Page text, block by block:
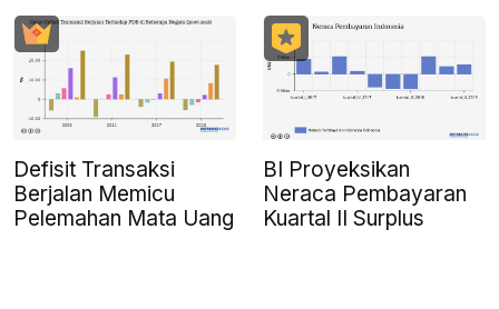
Defisit Transaksi
Berjalan Memicu
Pelemahan Mata Uang
BI Proyeksikan
Neraca Pembayaran
Kuartal II Surplus